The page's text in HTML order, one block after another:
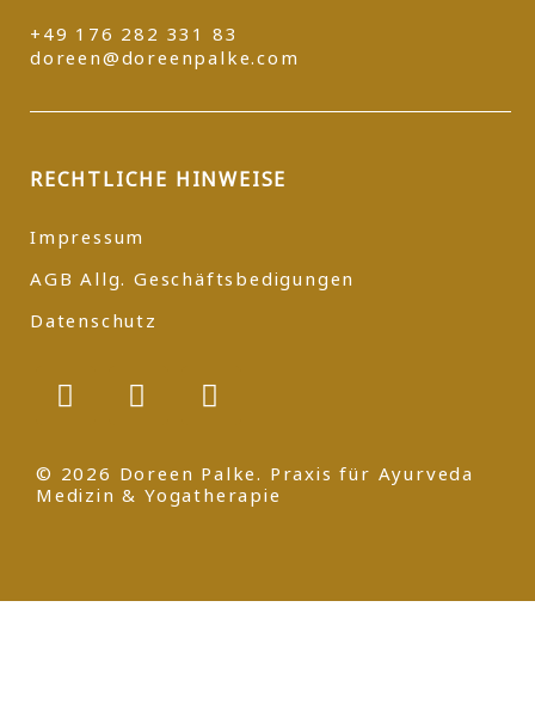
+49 176 282 331 83
doreen@doreenpalke.com
RECHTLICHE HINWEISE
Impressum
AGB Allg. Geschäftsbedigungen
Datenschutz
© 2026 Doreen Palke. Praxis für Ayurveda
Medizin & Yogatherapie